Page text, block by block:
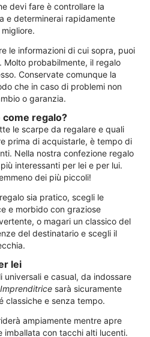
devi fare è controllare la
e determinerai rapidamente
le informazioni di cui sopra, puoi
Molto probabilmente, il regalo
Conservate comunque la
che in caso di problemi non
o garanzia.
regalo?
le scarpe da regalare e quali
prima di acquistarle, è tempo di
Nella nostra confezione regalo
interessanti per lei e per lui.
dei più piccoli!
sia pratico, scegli le
e morbido con graziose
o magari un classico del
del destinatario e scegli il
lei
universali e casual, da indossare
Imprenditrice sarà sicuramente
classiche e senza tempo.
ampiamente mentre apre
imballata con tacchi alti lucenti.